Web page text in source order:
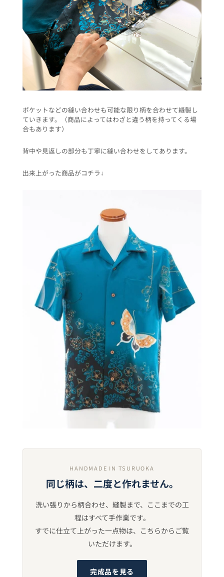
ポケットなどの縫い合わせも可能な限り柄を合わせて縫製し
ていきます。（商品によってはわざと違う柄を持ってくる場
合もあります）
背中や見返しの部分も丁寧に縫い合わせをしてあります。
出来上がった商品がコチラ↓
HANDMADE IN TSURUOKA
同じ柄は、二度と作れません。
洗い張りから柄合わせ、縫製まで、ここまでの工
程はすべて手作業です。
すでに仕立て上がった一点物は、こちらからご覧
いただけます。
完成品を見る